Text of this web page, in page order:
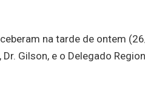
na tarde de ontem
Gilson, e o Delegado